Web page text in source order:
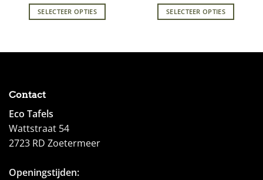
SELECTEER OPTIES SELECTEER OPTIES
Contact
Eco Tafels
Wattstraat 54
2723 RD Zoetermeer
Openingstijden: